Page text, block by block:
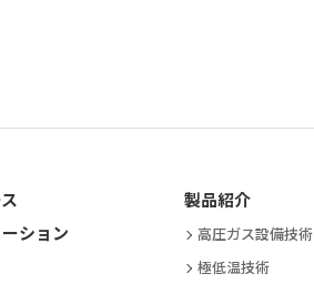
ション
製品紹介
高圧ガス設備技術
極低温技術